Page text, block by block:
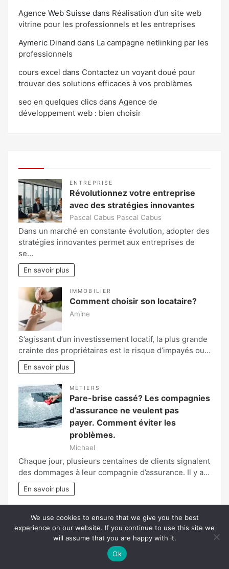
Agence Web Suisse dans Réalisation d’un site web
vitrine pour les professionnels et les entreprises
Aymeric Dinand dans La campagne netlinking par les
professionnels
cours excel dans Contactez un voyant doué pour
trouver des solutions efficaces à vos problèmes
seo en quelques clics dans Agence de
développement web : bien choisir
ENTREPRISE
Révolutionnez votre entreprise
avec des stratégies innovantes
Pascal Cabus Pascal Cabus
Dans un marché en constante évolution, adopter des
stratégies innovantes permet aux entreprises de
se…
En savoir plus
IMMOBILIER
Comment choisir son locataire?
Amine
S’agissant d’un investissement locatif, la plus grande
crainte des propriétaires est le risque d’impayés ou…
En savoir plus
MÉTIERS
Pare-brise cassé? Les compagnies
d’assurance ne veulent pas
payer. Comment éviter les
problèmes.
Michael
Chaque jour, plusieurs centaines de clients signalent
des dommages à leur compagnie d’assurance. Il y a…
En savoir plus
Déco Salon Industriel : Créez un
Espace Unique !
Xavier Charles
Bercé par le charme brut et authentique du style
We use cookies to ensure that we give you the best
experience on our website. If you continue to use this site we
will assume that you are happy with it.
Ok